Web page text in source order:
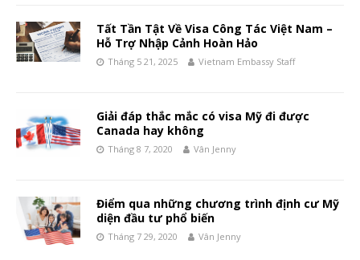
Tất Tần Tật Về Visa Công Tác Việt Nam –
Hỗ Trợ Nhập Cảnh Hoàn Hảo
Tháng 5 21, 2025 Vietnam Embassy Staff
Giải đáp thắc mắc có visa Mỹ đi được
Canada hay không
Tháng 8 7, 2020 Vân Jenny
Điểm qua những chương trình định cư Mỹ
diện đầu tư phổ biến
Tháng 7 29, 2020 Vân Jenny